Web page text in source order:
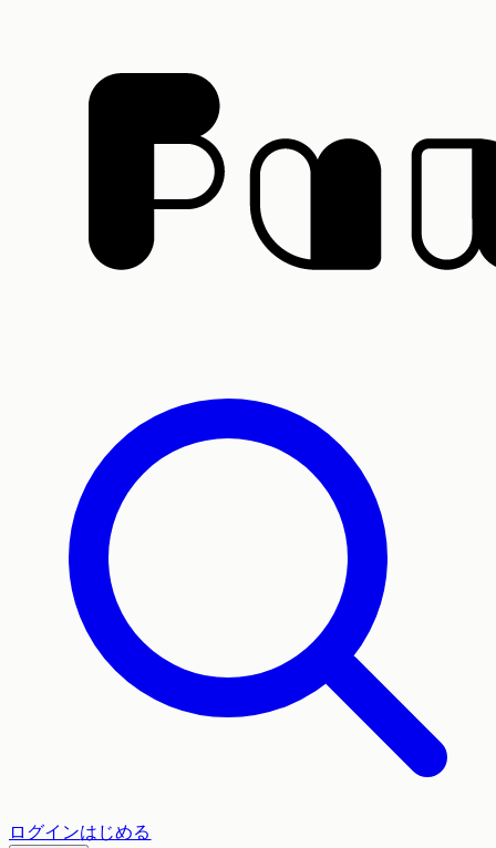
ログインはじめる